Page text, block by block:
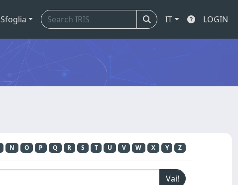
Sfoglia IT LOGIN
N O P Q R S T U V W X Y Z